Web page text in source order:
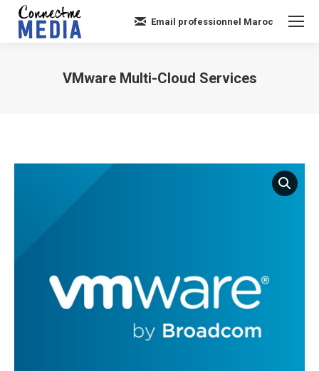
Email professionnel Maroc
VMware Multi-Cloud Services